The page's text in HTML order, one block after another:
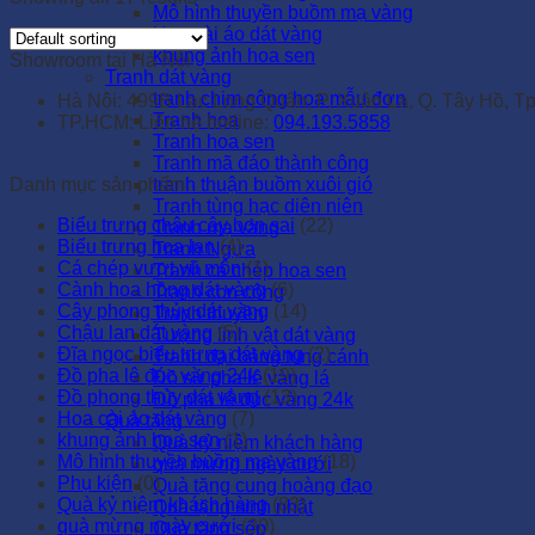
Mô hình thuyền buồm mạ vàng
Hoa cài áo dát vàng
khung ảnh hoa sen
Tranh dát vàng
tranh chim công hoa mẫu đơn
Tranh hoa
Tranh hoa sen
Tranh mã đáo thành công
tranh thuận buồm xuôi gió
Tranh tùng hạc diên niên
Tranh mạ vàng
Tranh Ngựa
Tranh cá chép hoa sen
Tranh con công
Tranh thuyền
Tượng linh vật dát vàng
Tranh đại bàng tung cánh
Đồ sứ pha lê vàng lá
Đồ pha lê đúc vàng 24k
Quà tặng
Quà kỷ niệm khách hàng
quà mừng ngày cưới
Quà tặng cung hoàng đạo
Quà tặng sinh nhật
Quà tặng sếp
Showroom tại Hà Nội
Hà Nội: 499B Lạc Long Quân, P. Xuân La, Q. Tây Hồ,
TP.HCM: Liên hệ hotline: 094.193.5858
Danh mục sản phẩm
Biểu trưng chậu cây bon sai (22)
Biểu trưng hoa lan (4)
Cá chép vượt vũ môn (1)
Cành hoa hồng dát vàng (6)
Cây phong thủy dát vàng (14)
Chậu lan dát vàng (5)
Đĩa ngọc biểu trưng dát vàng (2)
Đồ pha lê đúc vàng 24k (19)
Đồ phong thủy dát vàng (13)
Hoa cài áo dát vàng (7)
khung ảnh hoa sen (1)
Mô hình thuyền buồm mạ vàng (18)
Phụ kiện (0)
Quà kỷ niệm khách hàng (83)
quà mừng ngày cưới (30)